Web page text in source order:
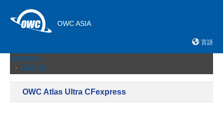
OWC ASIA
言語
Open menu
製品一覧
ネットワークストレージ
OWC Atlas Ultra CFexpress